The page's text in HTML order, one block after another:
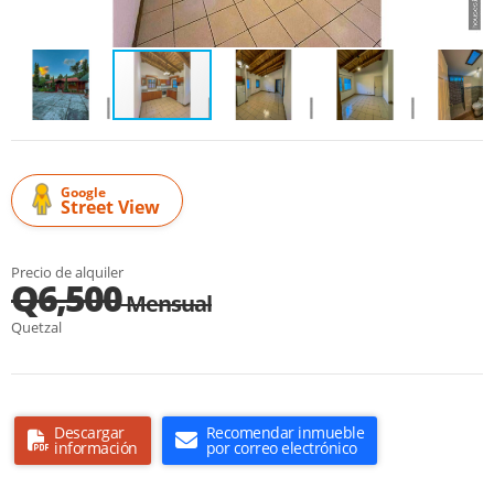
Google
Street View
Precio de alquiler
Q6,500Mensual
Quetzal
Descargar
información
Recomendar inmueble
por correo electrónico